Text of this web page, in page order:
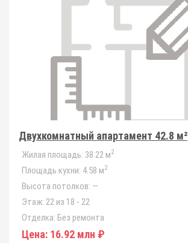
Двухкомнатный апартамент 42.8 м²
Жилая площадь: 38.22 м2
Площадь кухни: 4.58 м2
Высота потолков: —
Этаж: 22 из 18 - 22
Отделка: Без ремонта
Цена: 16.92 млн ₽